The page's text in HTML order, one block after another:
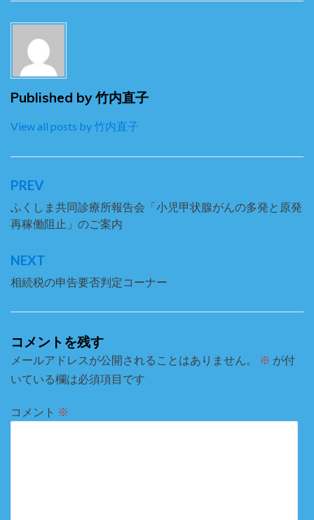
Published by竹内直子
View all posts by 竹内直子
投
稿
ナ
ビ
ゲ
ョ
ン
PREV
ふくしま共同診療所報告会「小児甲状腺がんの多発と原発
再稼働阻止」のご案内
NEXT
相続税の申告要否判定コーナー
コメントを残す
メールアドレスが公開されることはありません。 ※ が付
いている欄は必須項目です
コメント ※